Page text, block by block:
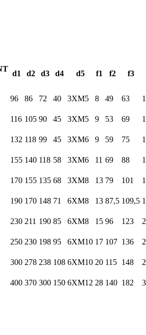
d1 d2 d3 d4 d5 f1 f2 f3
96 86 72 40 3XM5 8 49 63
116 105 90 45 3XM5 9 53 69
132 118 99 45 3XM6 9 59 75
155 140 118 58 3XM6 11 69 88
170 155 135 68 3XM8 13 79 101
190 170 148 71 6XM8 13 87,5 109,5
230 211 190 85 6XM8 15 96 123
250 230 198 95 6XM10 17 107 136
300 278 238 108 6XM10 20 115 148
400 370 300 150 6XM12 28 140 182